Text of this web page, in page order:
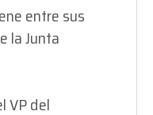
entre sus
la Junta
VP del